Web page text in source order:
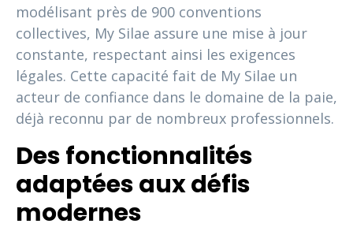
modélisant près de 900 conventions
collectives, My Silae assure une mise à jour
constante, respectant ainsi les exigences
légales. Cette capacité fait de My Silae un
acteur de confiance dans le domaine de la paie,
déjà reconnu par de nombreux professionnels.
Des fonctionnalités
adaptées aux défis
modernes